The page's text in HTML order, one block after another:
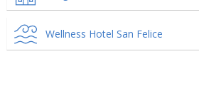
Wellness Hotel San Felice